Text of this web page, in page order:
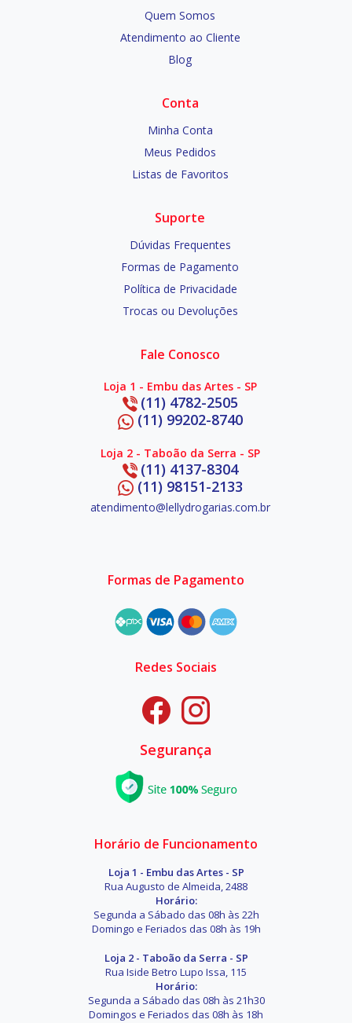
Quem Somos
Atendimento ao Cliente
Blog
Conta
Minha Conta
Meus Pedidos
Listas de Favoritos
Suporte
Dúvidas Frequentes
Formas de Pagamento
Política de Privacidade
Trocas ou Devoluções
Fale Conosco
Loja 1 - Embu das Artes - SP
(11) 4782-2505
(11) 99202-8740
Loja 2 - Taboão da Serra - SP
(11) 4137-8304
(11) 98151-2133
atendimento@lellydrogarias.com.br
Formas de Pagamento
Redes Sociais
Segurança
Horário de Funcionamento
Loja 1 - Embu das Artes - SP
Rua Augusto de Almeida, 2488
Horário:
Segunda a Sábado das 08h às 22h
Domingo e Feriados das 08h às 19h
Loja 2 - Taboão da Serra - SP
Rua Iside Betro Lupo Issa, 115
Horário:
Segunda a Sábado das 08h às 21h30
Domingos e Feriados das 08h às 18h